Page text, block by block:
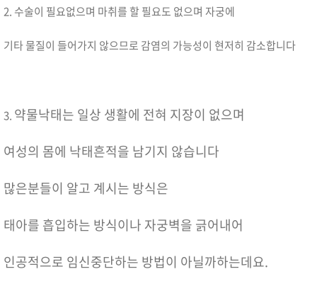
2. 수술이 필요없으며 마취를 할 필요도 없으며 자궁에
기타 물질이 들어가지 않으므로 감염의 가능성이 현저히 감소합니다
3. 약물낙태는 일상 생활에 전혀 지장이 없으며
여성의 몸에 낙태흔적을 남기지 않습니다
많은분들이 알고 계시는 방식은
태아를 흡입하는 방식이나 자궁벽을 긁어내어
인공적으로 임신중단하는 방법이 아닐까하는데요.